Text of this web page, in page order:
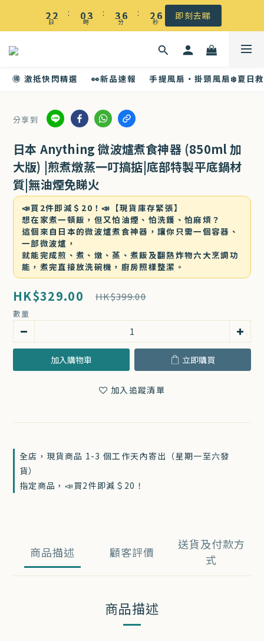
☀️ 盛夏感謝祭低至5折｜滿$500 全港免運
2
1
2
1
日
:
03
2
時
:
3
2
6
5
2
0
分
:
2
1
5
4
3
1
秒 即刻去睇
☀️ 盛夏感謝祭低至5折｜滿$500 全港免運
🉐 激抵快閃精選 👀新品速報 手提風扇・掛頸風扇❄️夏日
分享到
日本 Anything 微波爐煮食神器 (850ml 加
大版) |煎煮燉蒸一叮搞掂|底部特製平底鍋材
質|無油煙免睇火
📣買2件即減＄20！📣【現貨庫存緊張】
想在家煮一頓飯，但又怕油煙、怕洗鑊、怕麻煩？
這個來自日本的微波爐煮食神器，讓你只需一個容器、
一部微波爐，
就能完成煎、煮、燉、蒸、煮飯及翻熱炸物六大烹調功
能，煮完直接放洗碗機，廚房照樣整潔。
全店，現貨商品 1-3 個工作天內寄出（星期一至六發
貨）
指定商品，📣買2件即減＄20！
HK$329.00 HK$399.00
數量
加入購物車 立即購買
加入追蹤清單
商品描述
送貨及付款方
式
顧客評價
商品描述